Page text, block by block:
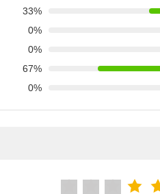
33%
0%
0%
67%
0%